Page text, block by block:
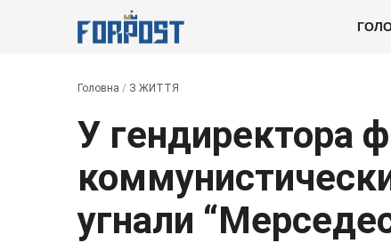
Головна / З ЖИТТЯ
У гендиректора
угнали